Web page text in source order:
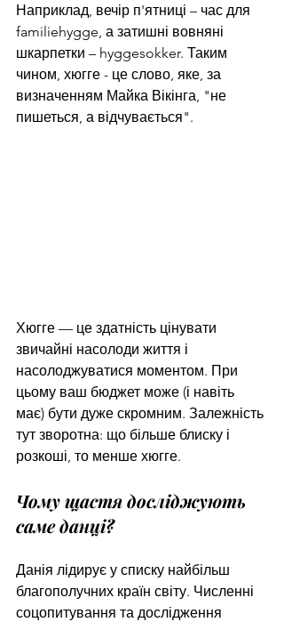
Наприклад, вечір п'ятниці – час для
familiehygge, а затишні вовняні
шкарпетки – hyggesokker. Таким
чином, хюгге - це слово, яке, за
визначенням Майка Вікінга, "не
пишеться, а відчувається".
Хюгге — це здатність цінувати
звичайні насолоди життя і
насолоджуватися моментом. При
цьому ваш бюджет може (і навіть
має) бути дуже скромним. Залежність
тут зворотна: що більше блиску і
розкоші, то менше хюгге.
Чому щастя досліджують
саме данці?
Данія лідирує у списку найбільш
благополучних країн світу. Численні
соцопитування та дослідження